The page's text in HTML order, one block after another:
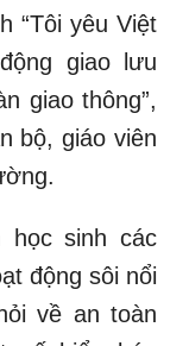
“Tôi yêu Việt
giao lưu
giao thông”,
bộ, giáo viên
học sinh các
động sôi nổi
về an toàn